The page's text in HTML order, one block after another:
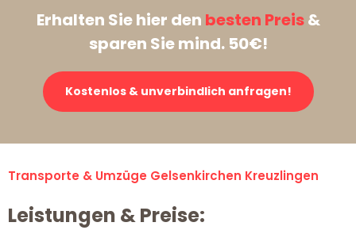
Erhalten Sie hier den besten Preis&
sparen Sie mind. 50€!
Kostenlos & unverbindlich anfragen!
Transporte & Umzüge Gelsenkirchen Kreuzlingen
Leistungen & Preise: